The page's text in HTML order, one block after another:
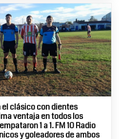
el clásico con dientes
ventaja en todos los
1 a 1. FM 10 Radio
y goleadores de ambos